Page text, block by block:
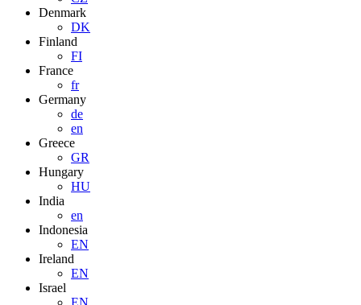
Denmark
DK
Finland
FI
France
fr
Germany
de
en
Greece
GR
Hungary
HU
India
en
Indonesia
EN
Ireland
EN
Israel
EN